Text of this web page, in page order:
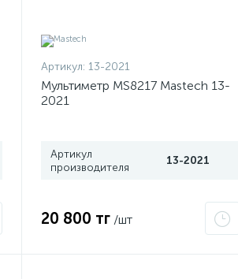
Артикул: 13-2021
Мультиметр MS8217 Mastech 13-
2021
Артикул
производителя
13-2021
20 800 тг /шт